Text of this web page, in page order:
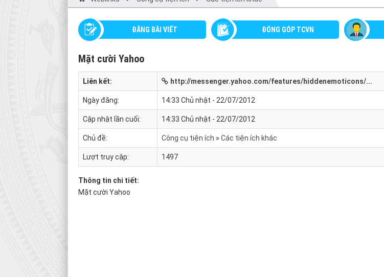
ĐĂNG BÀI VIẾT ĐÓNG GÓP TCVN
Mặt cười Yahoo
Liên kết: http://messenger.yahoo.com/features/hiddenemoticons/...
Ngày đăng: 14:33 Chủ nhật - 22/07/2012
Cập nhật lần cuối: 14:33 Chủ nhật - 22/07/2012
Chủ đề: Công cụ tiện ích Các tiện ích khác
Lượt truy cập: 1497
Thông tin chi tiết:
Mặt cười Yahoo